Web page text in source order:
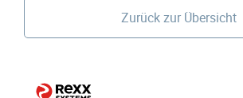
Zurück zur Übersicht